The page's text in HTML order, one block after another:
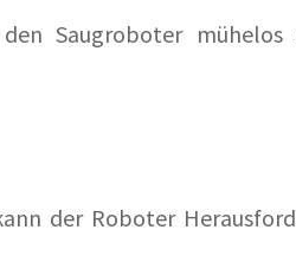
Saugroboter
der Roboter